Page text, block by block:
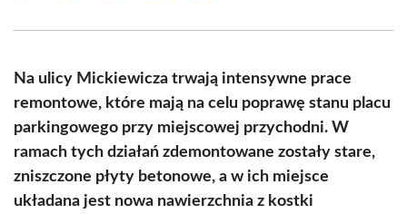
(Twitter)
Na ulicy Mickiewicza trwają intensywne prace
remontowe, które mają na celu poprawę stanu placu
parkingowego przy miejscowej przychodni. W
ramach tych działań zdemontowane zostały stare,
zniszczone płyty betonowe, a w ich miejsce
układana jest nowa nawierzchnia z kostki